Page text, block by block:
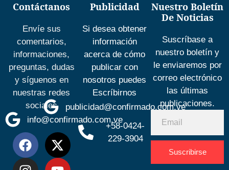
Contáctanos
Envíe sus
comentarios,
informaciones,
preguntas, dudas
y síguenos en
nuestras redes
sociales
info@confirmado.com.ve
Publicidad
Si desea obtener
información
acerca de cómo
publicar con
nosotros puedes
Escríbirnos
publicidad@confirmado.com.ve
+58-0424-
229-3904
Nuestro Boletín
De Noticias
Suscríbase a
nuestro boletín y
le enviaremos por
correo electrónico
las últimas
publicaciones.
Suscribirse